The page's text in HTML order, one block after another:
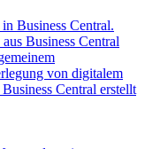
Business Central.
Business Central
von digitalem
Central erstellt